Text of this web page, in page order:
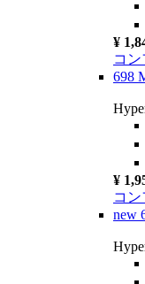
¥
コ
698
¥
コ
new